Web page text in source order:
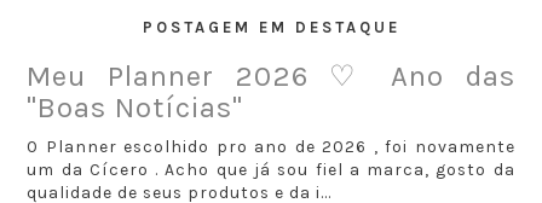
POSTAGEM EM DESTAQUE
Meu Planner 2026 ♡ Ano das
"Boas Notícias"
O Planner escolhido pro ano de 2026 , foi novamente
um da Cícero . Acho que já sou fiel a marca, gosto da
qualidade de seus produtos e da i...